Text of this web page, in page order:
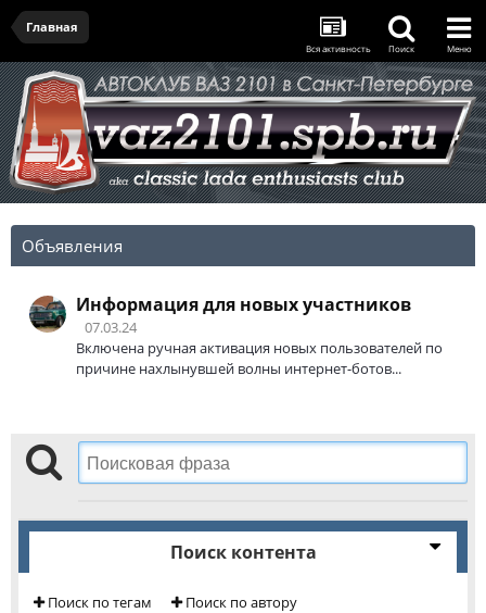
Главная
Вся активность Поиск Меню
Объявления
Информация для новых участников
07.03.24
Включена ручная активация новых пользователей по
причине нахлынувшей волны интернет-ботов...
Поиск контента
Поиск по тегам Поиск по автору